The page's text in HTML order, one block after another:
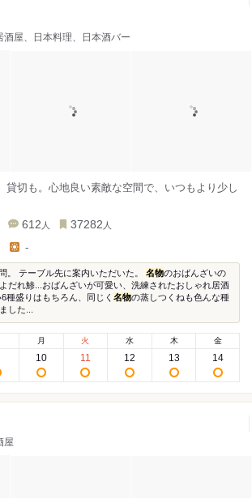
屋、日本料理、日本酒バー
貸切も。心地良い素敵な空間で、いつもより少し
612 人 37282 人
-
。 テーブル先に案内いただいた。 名物のおばんざいの
だれ鯵...おばんざいが可愛い、洗練されたおしゃれ居酒
種盛りはもちろん、同じく 名物の蒸しつくねも色んな種
した...
月
10
火
11
水
12
木
13
金
14
屋